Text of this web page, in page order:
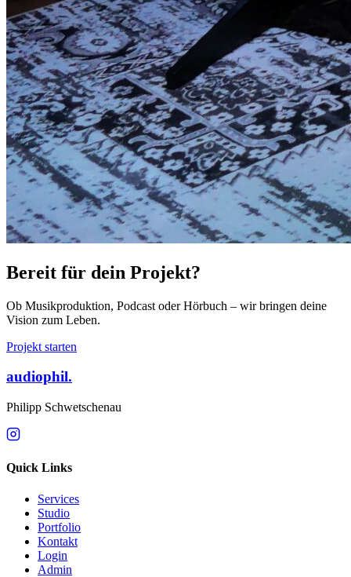
Bereit für dein Projekt?
Ob Musikproduktion, Podcast oder Hörbuch – wir bringen deine
Vision zum Leben.
Projekt starten
audiophil.
Philipp Schwetschenau
Quick Links
Services
Studio
Portfolio
Kontakt
Login
Admin